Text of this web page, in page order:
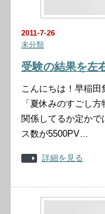
2011-7-26
未分類
受験の結果を左
こんにちは！早稲
「夏休みのすごし
関係してるか定か
ス数が5500PV…
詳細を見る